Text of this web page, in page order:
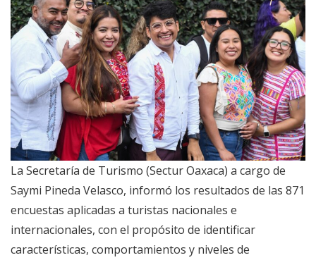
La Secretaría de Turismo (Sectur Oaxaca) a cargo de
Saymi Pineda Velasco, informó los resultados de las 871
encuestas aplicadas a turistas nacionales e
internacionales, con el propósito de identificar
características, comportamientos y niveles de